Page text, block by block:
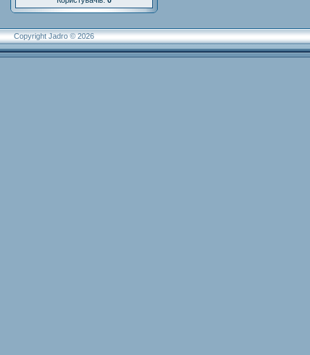
Copyright Jadro © 2026